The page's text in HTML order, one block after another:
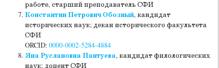
работе, старший преподаватель СФИ
Константин Петрович Обозный, кандидат
исторических наук; декан исторического факультета
СФИ
ORCID: 0000-0002-5284-4884
Яна Руслановна Пантуева, кандидат филологических
наук; доцент СФИ